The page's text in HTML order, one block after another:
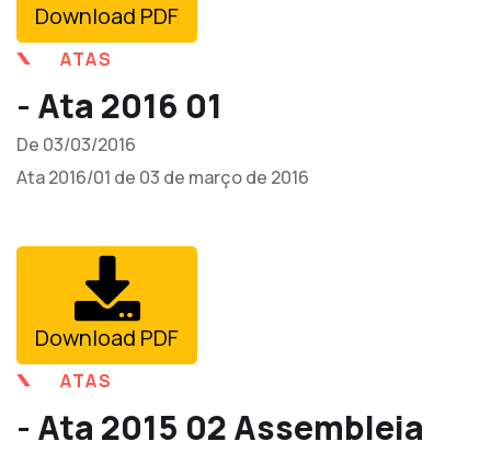
Download PDF
ATAS
- Ata 2016 01
De 03/03/2016
Ata 2016/01 de 03 de março de 2016
Download PDF
ATAS
- Ata 2015 02 Assembleia